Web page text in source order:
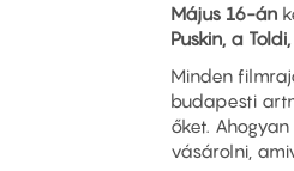
Május 16-án
Puskin, a
Minden
budapesti
őket.
vásárolni,